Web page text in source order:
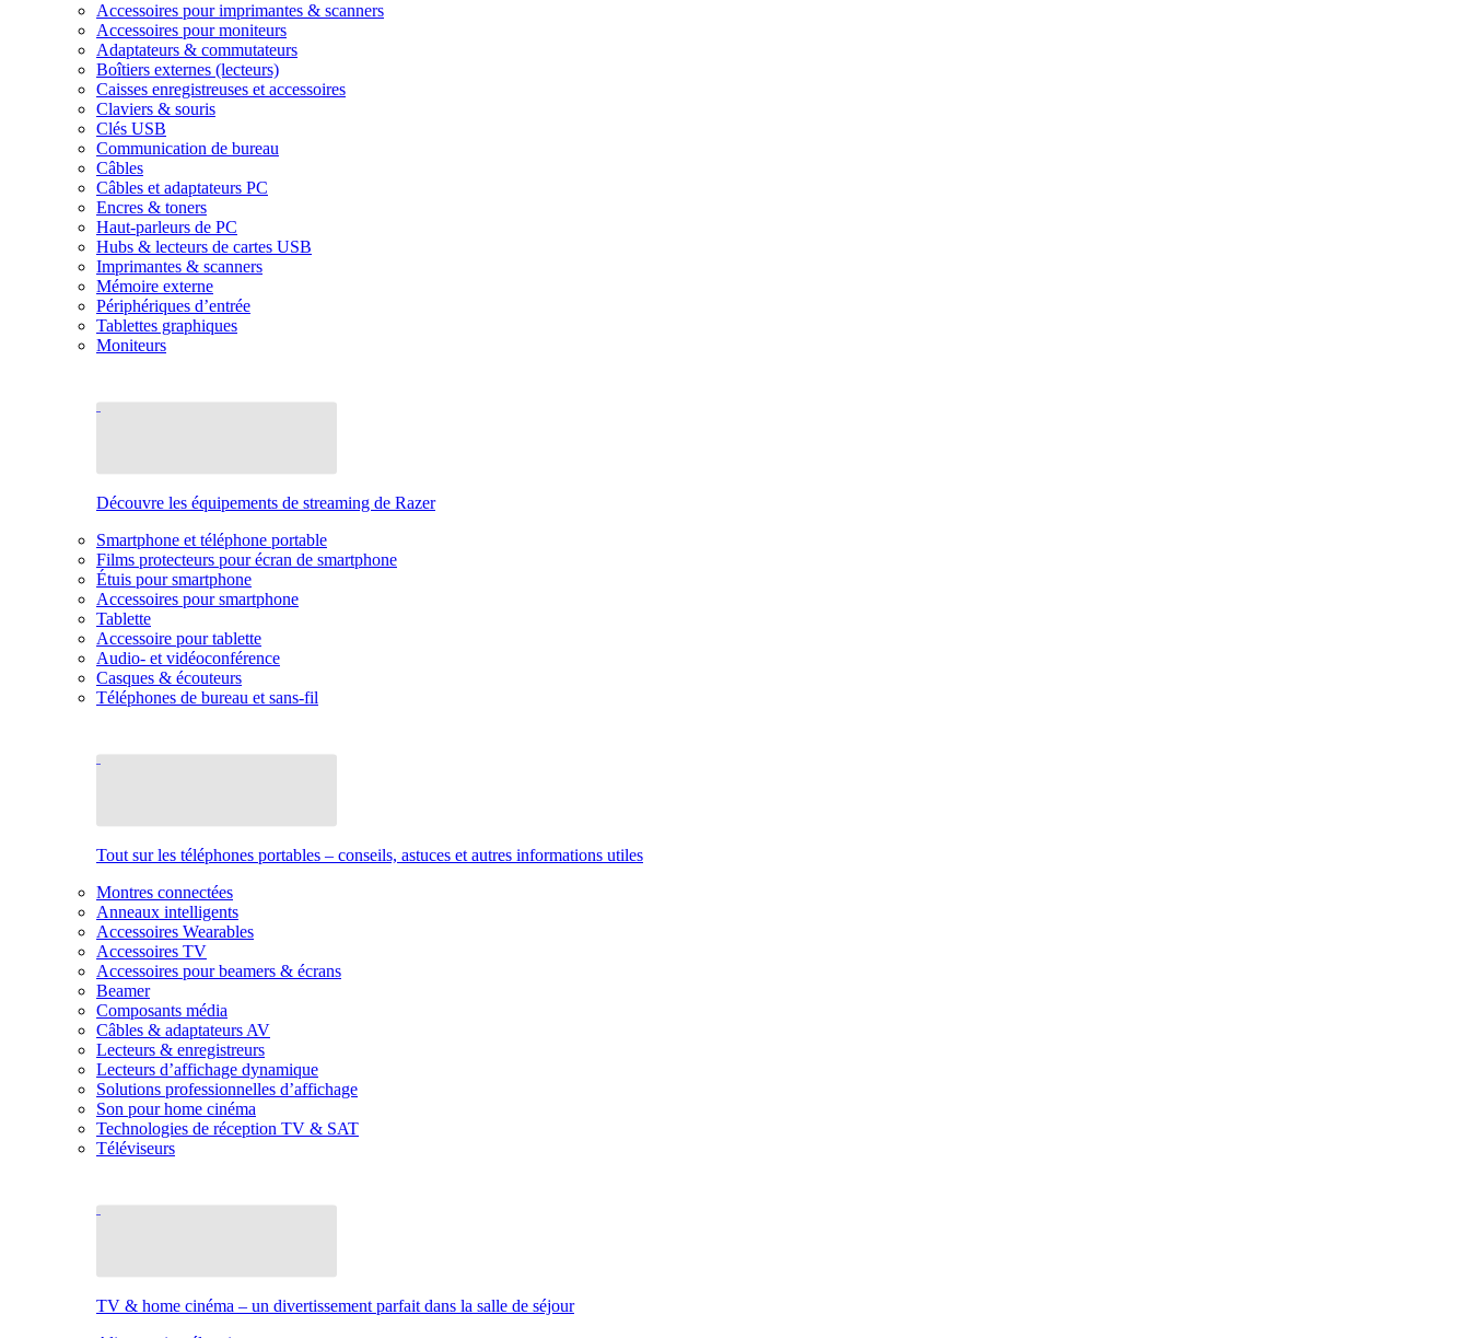
Accessoires pour imprimantes & scanners
Accessoires pour moniteurs
Adaptateurs & commutateurs
Boîtiers externes (lecteurs)
Caisses enregistreuses et accessoires
Claviers & souris
Clés USB
Communication de bureau
Câbles
Câbles et adaptateurs PC
Encres & toners
Haut-parleurs de PC
Hubs & lecteurs de cartes USB
Imprimantes & scanners
Mémoire externe
Périphériques d’entrée
Tablettes graphiques
Moniteurs
Découvre les équipements de streaming de Razer
Smartphone et téléphone portable
Films protecteurs pour écran de smartphone
Étuis pour smartphone
Accessoires pour smartphone
Tablette
Accessoire pour tablette
Audio- et vidéoconférence
Casques & écouteurs
Téléphones de bureau et sans-fil
Tout sur les téléphones portables – conseils, astuces et autres informations utiles
Montres connectées
Anneaux intelligents
Accessoires Wearables
Accessoires TV
Accessoires pour beamers & écrans
Beamer
Composants média
Câbles & adaptateurs AV
Lecteurs & enregistreurs
Lecteurs d’affichage dynamique
Solutions professionnelles d’affichage
Son pour home cinéma
Technologies de réception TV & SAT
Téléviseurs
TV & home cinéma – un divertissement parfait dans la salle de séjour